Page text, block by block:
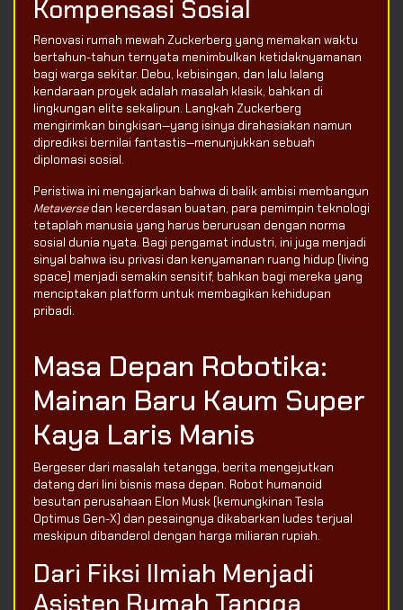
Kompensasi Sosial
Renovasi rumah mewah Zuckerberg yang memakan waktu
bertahun-tahun ternyata menimbulkan ketidaknyamanan
bagi warga sekitar. Debu, kebisingan, dan lalu lalang
kendaraan proyek adalah masalah klasik, bahkan di
lingkungan elite sekalipun. Langkah Zuckerberg
mengirimkan bingkisan—yang isinya dirahasiakan namun
diprediksi bernilai fantastis—menunjukkan sebuah
diplomasi sosial.
Peristiwa ini mengajarkan bahwa di balik ambisi membangun
Metaversedan kecerdasan buatan, para pemimpin teknologi
tetaplah manusia yang harus berurusan dengan norma
sosial dunia nyata. Bagi pengamat industri, ini juga menjadi
sinyal bahwa isu privasi dan kenyamanan ruang hidup (living
space) menjadi semakin sensitif, bahkan bagi mereka yang
menciptakan platform untuk membagikan kehidupan
pribadi.
Masa Depan Robotika:
Mainan Baru Kaum Super
Kaya Laris Manis
Bergeser dari masalah tetangga, berita mengejutkan
datang dari lini bisnis masa depan. Robot humanoid
besutan perusahaan Elon Musk (kemungkinan Tesla
Optimus Gen-X) dan pesaingnya dikabarkan ludes terjual
meskipun dibanderol dengan harga miliaran rupiah.
Dari Fiksi Ilmiah Menjadi